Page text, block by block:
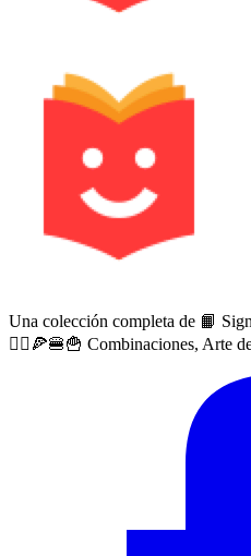
Una colección completa de 📙
🙅‍♀️🍕🍔🍟 Combinaciones, Arte